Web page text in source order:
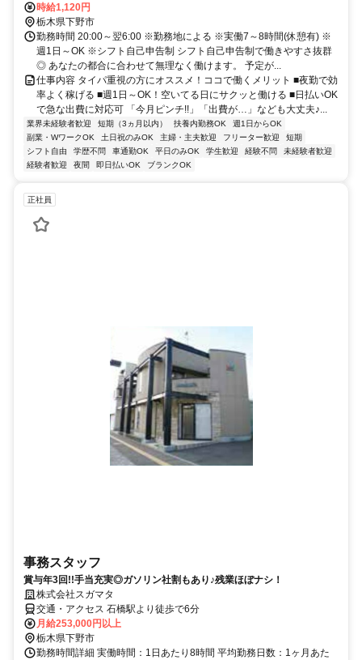
時給1,120円
栃木県下野市
勤務時間 20:00～翌6:00 ※勤務地による ※実働7～8時間(休憩有) ※
週1日～OK ※シフト自己申告制 シフト自己申告制で働きやすさ抜群
◎ あなたの都合に合わせて無理なく働けます。 予定が...
仕事内容 タイパ重視の方にオススメ！ココで働くメリット ■夜勤で効
率よく稼げる ■週1日～OK！空いてる日にサクッと働ける ■日払いOK
で急な出費に対応可 「今月ピンチ!!」「出費が…」なども大丈夫♪...
業界未経験者歓迎 短期（3ヵ月以内） 扶養内勤務OK
週1日からOK
副業・WワークOK
土日祝のみOK 主婦・主夫歓迎 フリーター歓迎
短期
シフト自由
学歴不問 車通勤OK 平日のみOK 学生歓迎 経験不問
未経験者歓迎
経験者歓迎
夜間 即日払いOK ブランクOK
正社員
事務スタッフ
賞与年3回!!手当充実◎ガソリン社割もあり♪残業ほぼナシ！
株式会社スガマタ
交通・アクセス 石橋駅より徒歩で6分
月給253,000円以上
栃木県下野市
勤務時間詳細 実働時間：1日あたり8時間 平均勤務日数：1ヶ月あた